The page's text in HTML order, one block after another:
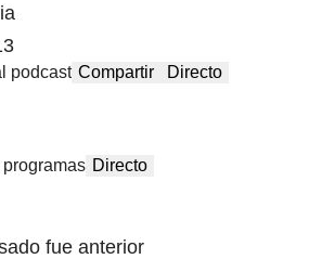
podcast Compartir Directo
Directo
fue anterior